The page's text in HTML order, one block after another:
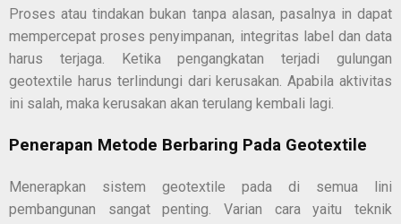
Proses atau tindakan bukan tanpa alasan, pasalnya in dapat
mempercepat proses penyimpanan, integritas label dan data
harus terjaga. Ketika pengangkatan terjadi gulungan
geotextile harus terlindungi dari kerusakan. Apabila aktivitas
ini salah, maka kerusakan akan terulang kembali lagi.
Penerapan Metode Berbaring Pada Geotextile
Menerapkan sistem geotextile pada di semua lini
pembangunan sangat penting. Varian cara yaitu teknik